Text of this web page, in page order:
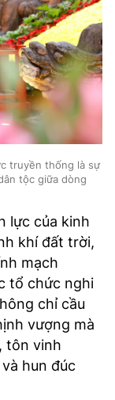
truyền thống là sự
tộc giữa dòng
lực của kinh
khí đất trời,
mạch
tổ chức nghi
chỉ cầu
vượng mà
tôn vinh
hun đúc